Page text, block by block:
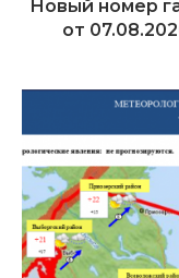
Новый номер
от